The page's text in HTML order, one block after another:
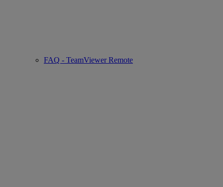
FAQ - TeamViewer Remote